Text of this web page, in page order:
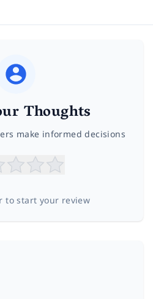
Thoughts
make informed decisions
to start your review